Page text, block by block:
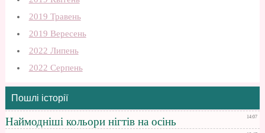
2019 Травень
2019 Вересень
2022 Липень
2022 Серпень
Пошлі історії